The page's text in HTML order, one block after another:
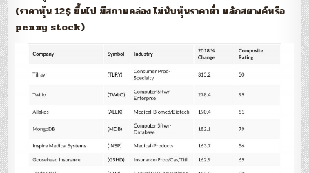
(ราคาหุ้น 12$ ขึ้นไป มีสภาพคล่อง ไม่นับหุ้นราคาต่ำ หลักสตางค์หรือ
penny stock)